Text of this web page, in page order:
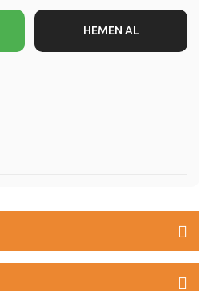
HEMEN AL